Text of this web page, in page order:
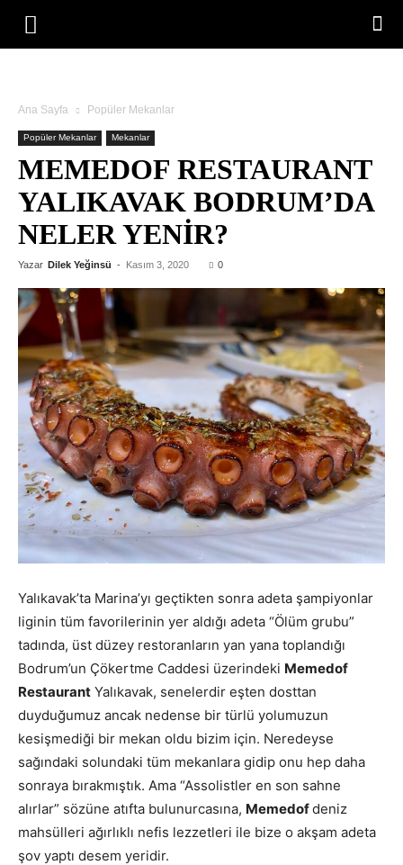
Ana Sayfa Popüler Mekanlar
Popüler Mekanlar Mekanlar
MEMEDOF RESTAURANT
YALIKAVAK BODRUM’DA
NELER YENIR?
Yazar Dilek Yeğinsü - Kasım 3, 2020 0
Yalıkavak’ta Marina’yı geçtikten sonra adeta şampiyonlar
liginin tüm favorilerinin yer aldığı adeta “Ölüm grubu”
tadında, üst düzey restoranların yan yana toplandığı
Bodrum’un Çökertme Caddesi üzerindeki Memedof
Restaurant Yalıkavak, senelerdir eşten dosttan
duyduğumuz ancak nedense bir türlü yolumuzun
kesişmediği bir mekan oldu bizim için. Neredeyse
sağındaki solundaki tüm mekanlara gidip onu hep daha
sonraya bırakmıştık. Ama “Assolistler en son sahne
alırlar” sözüne atıfta bulunurcasına, Memedofdeniz
mahsülleri ağırlıklı nefis lezzetleri ile bize o akşam adeta
şov yaptı desem yeridir.